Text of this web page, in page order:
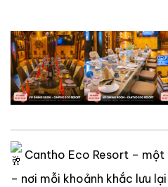
Cantho Eco Resort –
– nơi mỗi khoảnh khắc lưu